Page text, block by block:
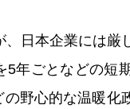
日本企業には厳
5年ごとなどの短
野心的な温暖化